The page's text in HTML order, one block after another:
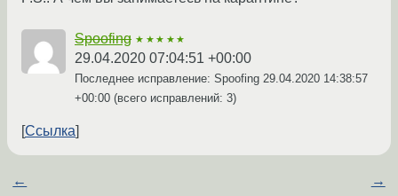
Spoofing ★★★★★
29.04.2020 07:04:51 +00:00
Последнее исправление: Spoofing 29.04.2020 14:38:57
+00:00 (всего исправлений: 3)
Ссылка
← →